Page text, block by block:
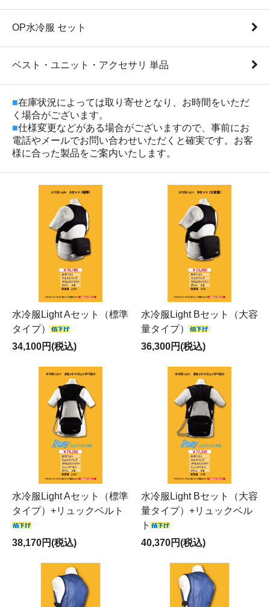
OP水冷服 セット
ベスト・ユニット・アクセサリ 単品
■在庫状況によっては取り寄せとなり、お時間をいただ
く場合がございます。
■仕様変更などがある場合がございますので、事前にお
電話やメールでお問い合わせいただくと確実です。お客
様に合った製品をご案内いたします。
水冷服Light Aセット（標準
タイプ）
34,100円(税込)
水冷服Light Bセット（大容
量タイプ）
36,300円(税込)
水冷服Light Aセット（標準
タイプ）+リュックベルト
38,170円(税込)
水冷服Light Bセット（大容
量タイプ）+リュックベル
ト
40,370円(税込)